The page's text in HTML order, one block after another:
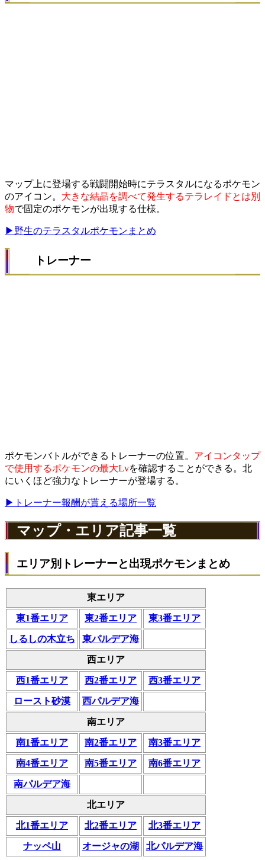
マップ上に登場する戦闘開始時にテラスタルになるポケモン
のアイコン。 大きな結晶を調べて発生するテラレイドとは別
物で固定のポケモンが出現する仕様。
▶野生のテラスタルポケモンまとめ
トレーナー
ポケモンバトルができるトレーナーの位置。 アイコンタップ
で使用するポケモンの最大Lvを確認することができる。北
にいくほど強力なトレーナーが登場する。
▶トレーナー報酬が貰える場所一覧
マップ・エリア記事一覧
エリア別トレーナーと出現ポケモンまとめ
東エリア
東1番エリア 東2番エリア 東3番エリア
しるしの木立ち 東パルデア海
西エリア
西1番エリア 西2番エリア 西3番エリア
ロースト砂漠 西パルデア海
南エリア
南1番エリア 南2番エリア 南3番エリア
南4番エリア 南5番エリア 南6番エリア
南パルデア海
北エリア
北1番エリア 北2番エリア 北3番エリア
ナッペ山 オージャの湖 北パルデア海